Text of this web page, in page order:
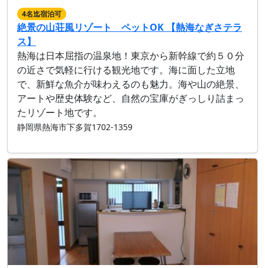
4名迄宿泊可
絶景の山荘風リゾート ペットOK 【熱海なぎさテラ
ス】
熱海は日本屈指の温泉地！東京から新幹線で約５０分
の近さで気軽に行ける観光地です。海に面した立地
で、新鮮な魚介が味わえるのも魅力。海や山の絶景、
アートや歴史体験など、自然の宝庫がぎっしり詰まっ
たリゾート地です。
静岡県熱海市下多賀1702-1359